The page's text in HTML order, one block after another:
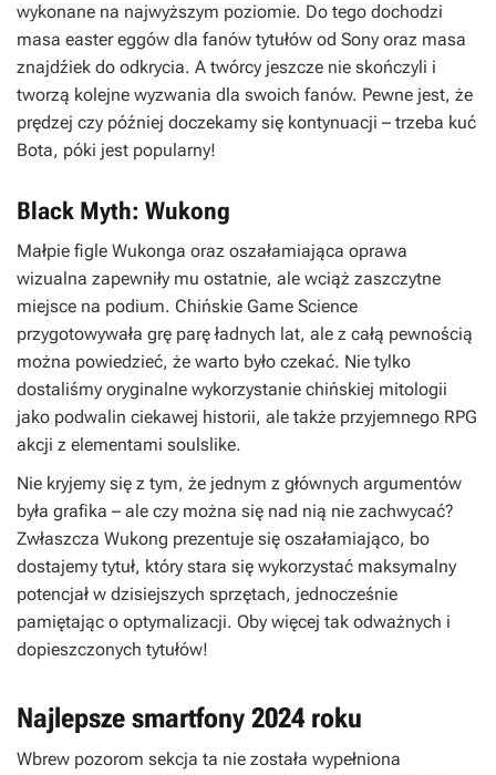
wykonane na najwyższym poziomie. Do tego dochodzi
masa easter eggów dla fanów tytułów od Sony oraz masa
znajdźiek do odkrycia. A twórcy jeszcze nie skończyli i
tworzą kolejne wyzwania dla swoich fanów. Pewne jest, że
prędzej czy później doczekamy się kontynuacji – trzeba kuć
Bota, póki jest popularny!
Black Myth: Wukong
Małpie figle Wukonga oraz oszałamiająca oprawa
wizualna zapewniły mu ostatnie, ale wciąż zaszczytne
miejsce na podium. Chińskie Game Science
przygotowywała grę parę ładnych lat, ale z całą pewnością
można powiedzieć, że warto było czekać. Nie tylko
dostaliśmy oryginalne wykorzystanie chińskiej mitologii
jako podwalin ciekawej historii, ale także przyjemnego RPG
akcji z elementami soulslike.
Nie kryjemy się z tym, że jednym z głównych argumentów
była grafika – ale czy można się nad nią nie zachwycać?
Zwłaszcza Wukong prezentuje się oszałamiająco, bo
dostajemy tytuł, który stara się wykorzystać maksymalny
potencjał w dzisiejszych sprzętach, jednocześnie
pamiętając o optymalizacji. Oby więcej tak odważnych i
dopieszczonych tytułów!
Najlepsze smartfony 2024 roku
Wbrew pozorom sekcja ta nie została wypełniona